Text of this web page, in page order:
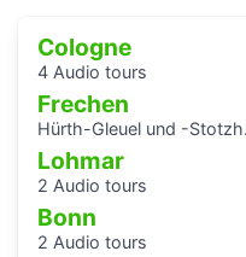
Cologne
4 Audio tours
Frechen
Hürth-Gleuel und -Stotzheim
Lohmar
2 Audio tours
Bonn
2 Audio tours